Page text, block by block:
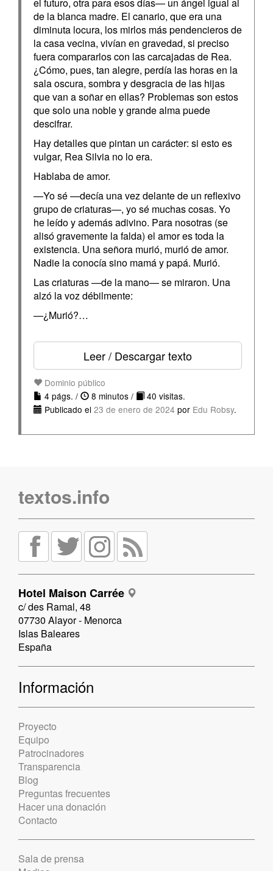
de la blanca madre. El canario, que era una
diminuta locura, los mirlos más pendencieros de
la casa vecina, vivían en gravedad, si preciso
fuera compararlos con las carcajadas de Rea.
¿Cómo, pues, tan alegre, perdía las horas en la
sala oscura, sombra y desgracia de las hijas
que van a soñar en ellas? Problemas son estos
que solo una noble y grande alma puede
descifrar.
Hay detalles que pintan un carácter: si esto es
vulgar, Rea Silvia no lo era.
Hablaba de amor.
—Yo sé —decía una vez delante de un reflexivo
grupo de criaturas—, yo sé muchas cosas. Yo
he leído y además adivino. Para nosotras (se
alisó gravemente la falda) el amor es toda la
existencia. Una señora murió, murió de amor.
Nadie la conocía sino mamá y papá. Murió.
Las criaturas —de la mano— se miraron. Una
alzó la voz débilmente:
—¿Murió?…
Leer / Descargar texto
Dominio público
4 págs. /
8 minutos /
40 visitas.
Publicado el 23 de enero de 2024 por Edu Robsy.
textos.info
Hotel Maison Carrée
c/ des Ramal, 48
07730 Alayor - Menorca
Islas Baleares
España
Información
Proyecto
Equipo
Patrocinadores
Transparencia
Blog
Preguntas frecuentes
Hacer una donación
Contacto
Sala de prensa